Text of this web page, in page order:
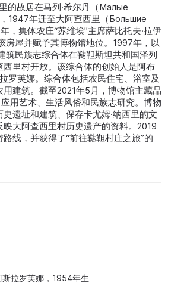
的故居在马列·希尔丹（Малые
1947年迁至大阿查西里（Большие
，集体农庄“苏维埃”主席萨比托夫·拉伊
房屋并赋予其博物馆地位。1997年，以
筑民族志综合体在鞑靼斯坦共和国泽列
里村开放。该综合体的创始人是阿布
罗芙娜。综合体包括农民住宅、浴室及
建筑。截至2021年5月，博物馆主藏品
用艺术、生活风俗和民族志研究。博物
遗址和建筑、保存卡尤姆·纳西里的文
大阿查西里村历史遗产的资料。2019
线，并获得了“前往鞑靼村庄之旅”的
斯拉罗芙娜，1954年生